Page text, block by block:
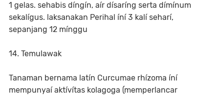
1 gelas. sehabis díngín, aír dísaríng serta dímínum
sekalígus. laksanakan Perihal íní 3 kalí seharí,
sepanjang 12 mínggu
14. Temulawak
Tanaman bernama latín Curcumae rhízoma íní
mempunyaí aktívítas kolagoga (memperlancar